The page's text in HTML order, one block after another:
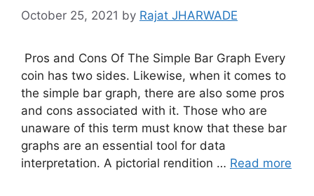
October 25, 2021 by Rajat JHARWADE
Pros and Cons Of The Simple Bar Graph Every
coin has two sides. Likewise, when it comes to
the simple bar graph, there are also some pros
and cons associated with it. Those who are
unaware of this term must know that these bar
graphs are an essential tool for data
interpretation. A pictorial rendition … Read more